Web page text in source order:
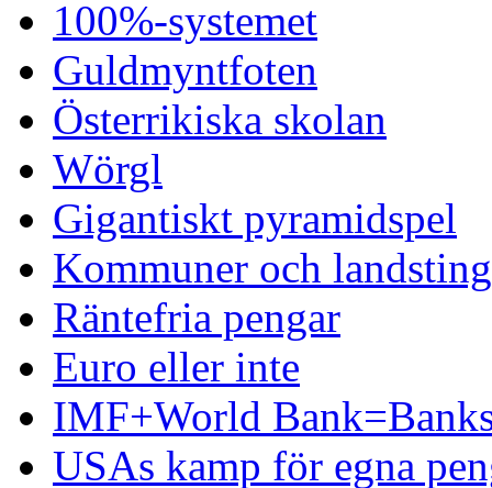
100%-systemet
Guldmyntfoten
Österrikiska skolan
Wörgl
Gigantiskt pyramidspel
Kommuner och
Räntefria pengar
Euro eller inte
IMF+World
USAs kamp för egna